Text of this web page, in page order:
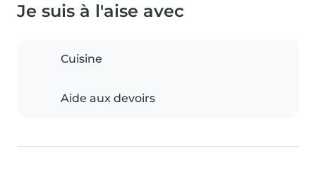
Je suis à l'aise avec
Cuisine
Aide aux devoirs